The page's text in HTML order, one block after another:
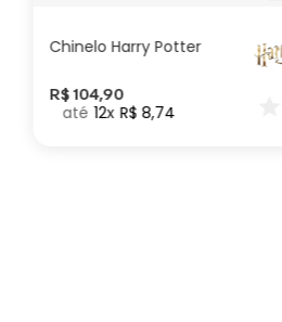
Chinelo Harry Potter
R$ 104,90
12 R$ 8,74